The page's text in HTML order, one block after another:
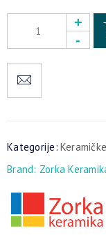
Kategorije:
Brand: Zorka